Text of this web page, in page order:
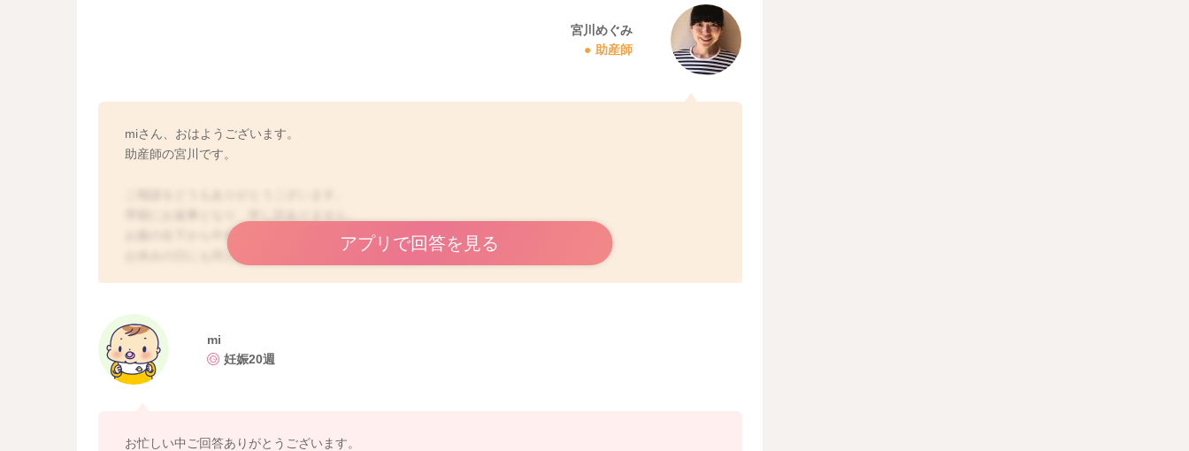
宮川めぐみ
助産師
miさん、おはようございます。
助産師の宮川です。
お腹の右下から中央にかけて痛みが出るのですね。
お休みの日にも同じように痛みが出ているでしょうか？
出血はありませんか？
書いてくださったように、子宮を支えている靭帯が引っ張られることで痛みが出ていることもあると思い
ます。
アプリで回答を見る
mi
妊娠20週
お忙しい中ご回答ありがとうございます。